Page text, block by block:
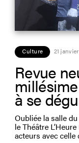
Culture 21
Revue
à se
Oubliée la salle
le Théâtre
acteurs avec celle